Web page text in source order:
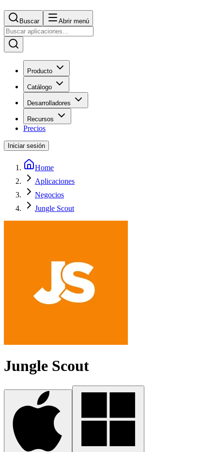
Buscar Abrir menú
Producto
Catálogo
Desarrolladores
Recursos
Precios
Iniciar sesión
Home
Aplicaciones
Negocios
Jungle Scout
Jungle Scout